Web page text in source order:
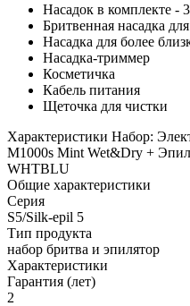
Насадок в комплекте - 3
Бритвенная насадка для
Насадка для более
Насадка-триммер
Косметичка
Кабель питания
Щеточка для чистки
Характеристики Набор:
M1000s Mint Wet&Dry +
WHTBLU
Общие характеристики
Серия
S5/Silk-epil 5
Тип продукта
набор бритва и эпилятор
Характеристики
Гарантия (лет)
2